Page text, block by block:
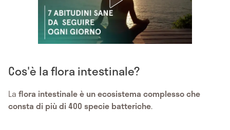
Cos'è la flora intestinale?
La flora intestinale è un ecosistema complesso che
consta di più di 400 specie batteriche.